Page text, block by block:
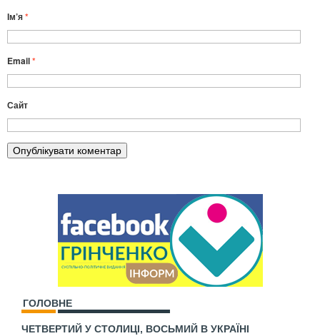
Ім’я*
Email*
Сайт
ГОЛОВНЕ
ЧЕТВЕРТИЙ У СТОЛИЦІ, ВОСЬМИЙ В УКРАЇНІ